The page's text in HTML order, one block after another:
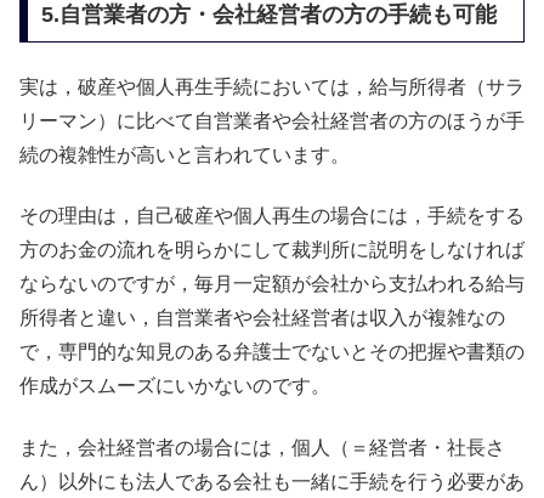
5.自営業者の方・会社経営者の方の手続も可能
実は，破産や個人再生手続においては，給与所得者（サラ
リーマン）に比べて自営業者や会社経営者の方のほうが手
続の複雑性が高いと言われています。
その理由は，自己破産や個人再生の場合には，手続をする
方のお金の流れを明らかにして裁判所に説明をしなければ
ならないのですが，毎月一定額が会社から支払われる給与
所得者と違い，自営業者や会社経営者は収入が複雑なの
で，専門的な知見のある弁護士でないとその把握や書類の
作成がスムーズにいかないのです。
また，会社経営者の場合には，個人（＝経営者・社長さ
ん）以外にも法人である会社も一緒に手続を行う必要があ